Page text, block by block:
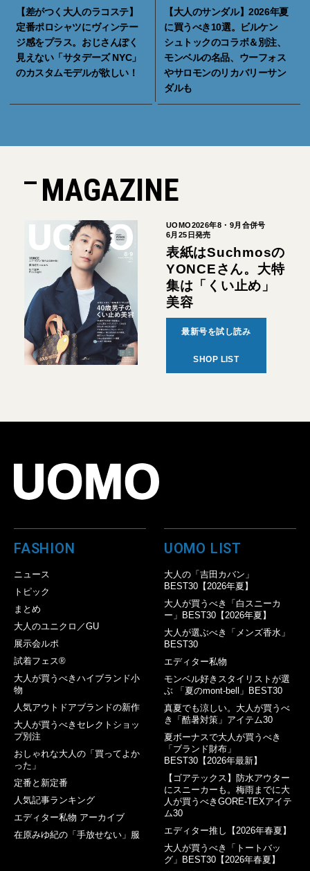
【差がつく大人のラコステ】
定番ポロシャツにヴィンテー
ジ感をプラス。おじさんぽく
見えない「サタデーズ NYC」
のカスタムモデルが欲しい！
【大人のサンダル】2026年夏
に買うべき10選。ビルケン
シュトックのコラボ＆別注、
モンベルの名品、ウーフォス
やサロモンのリカバリーサン
ダルも
MAGAZINE
UOMO2026年8・9月合併号
6月25日発売
表紙はSuchmosの
YONCEさん。大特
集は「くい止め」
美容
最新号を試し読み
SHOP LIST
FASHION
ニュース
トピック
まとめ
大人のユニクロ／GU
展示会ルポ
試着フェス®︎
大人が買うべきハイブランド小
物
人気アウトドアブランドの新作
大人が買うべきセレクトショッ
プ別注
おしゃれな大人の「買ってよか
った」
定番と新定番
人気記事ランキング
エディター私物 アーカイブ
在原みゆ紀の「手放せない」服
UOMO LIST
大人の「吉田カバン」
BEST30【2026年夏】
大人が買うべき「白スニーカ
ー」BEST30【2026年夏】
大人が選ぶべき「メンズ香水」
BEST30
エディター私物
モンベル好きスタイリストが選
ぶ 「夏のmont-bell」BEST30
真夏でも涼しい。大人が買うべ
き「酷暑対策」アイテム30
夏ボーナスで大人が買うべき
「ブランド財布」
BEST30【2026年最新】
【ゴアテックス】防水アウター
にスニーカーも。梅雨までに大
人が買うべきGORE-TEXアイテ
ム30
エディター推し【2026年春夏】
大人が買うべき「トートバッ
グ」BEST30【2026年春夏】